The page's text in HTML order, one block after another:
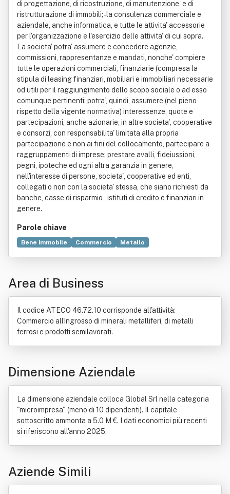
di progettazione, di ricostruzione, di manutenzione, e di
ristrutturazione di immobili; - la consulenza commerciale e
aziendale, anche informatica, e tutte le attivita' accessorie
per l'organizzazione e l'esercizio delle attivita' di cui sopra.
La societa' potra' assumere e concedere agenzie,
commissioni, rappresentanze e mandati, nonche' compiere
tutte le operazioni commerciali, finanziarie (compresa la
stipula di leasing finanziari, mobiliari e immobiliari necessarie
od utili per il raggiungimento dello scopo sociale o ad esso
comunque pertinenti; potra', quindi, assumere (nel pieno
rispetto della vigente normativa) interessenze, quote e
partecipazioni, anche azionarie, in altre societa', cooperative
e consorzi, con responsabilita' limitata alla propria
partecipazione e non ai fini del collocamento, partecipare a
raggruppamenti di imprese; prestare avalli, fideiussioni,
pegni, ipoteche ed ogni altra garanzia in genere,
nell'interesse di persone, societa', cooperative ed enti,
collegati o non con la societa' stessa, che siano richiesti da
banche, casse di risparmio , istituti di credito e finanziari in
genere.
Parole chiave
Bene immobile Commercio
Metallo
Porto
Semilavorato
Area di Business
Il codice ATECO 46.72.10 corrisponde all'attività:
Commercio all'ingrosso di minerali metalliferi, di metalli
ferrosi e prodotti semilavorati.
Dimensione Aziendale
La dimensione aziendale colloca Global Srl nella categoria
"microimpresa" (meno di 10 dipendenti). Il capitale
sottoscritto ammonta a 5.0 M €. I dati economici più recenti
si riferiscono all'anno 2025.
Aziende Simili